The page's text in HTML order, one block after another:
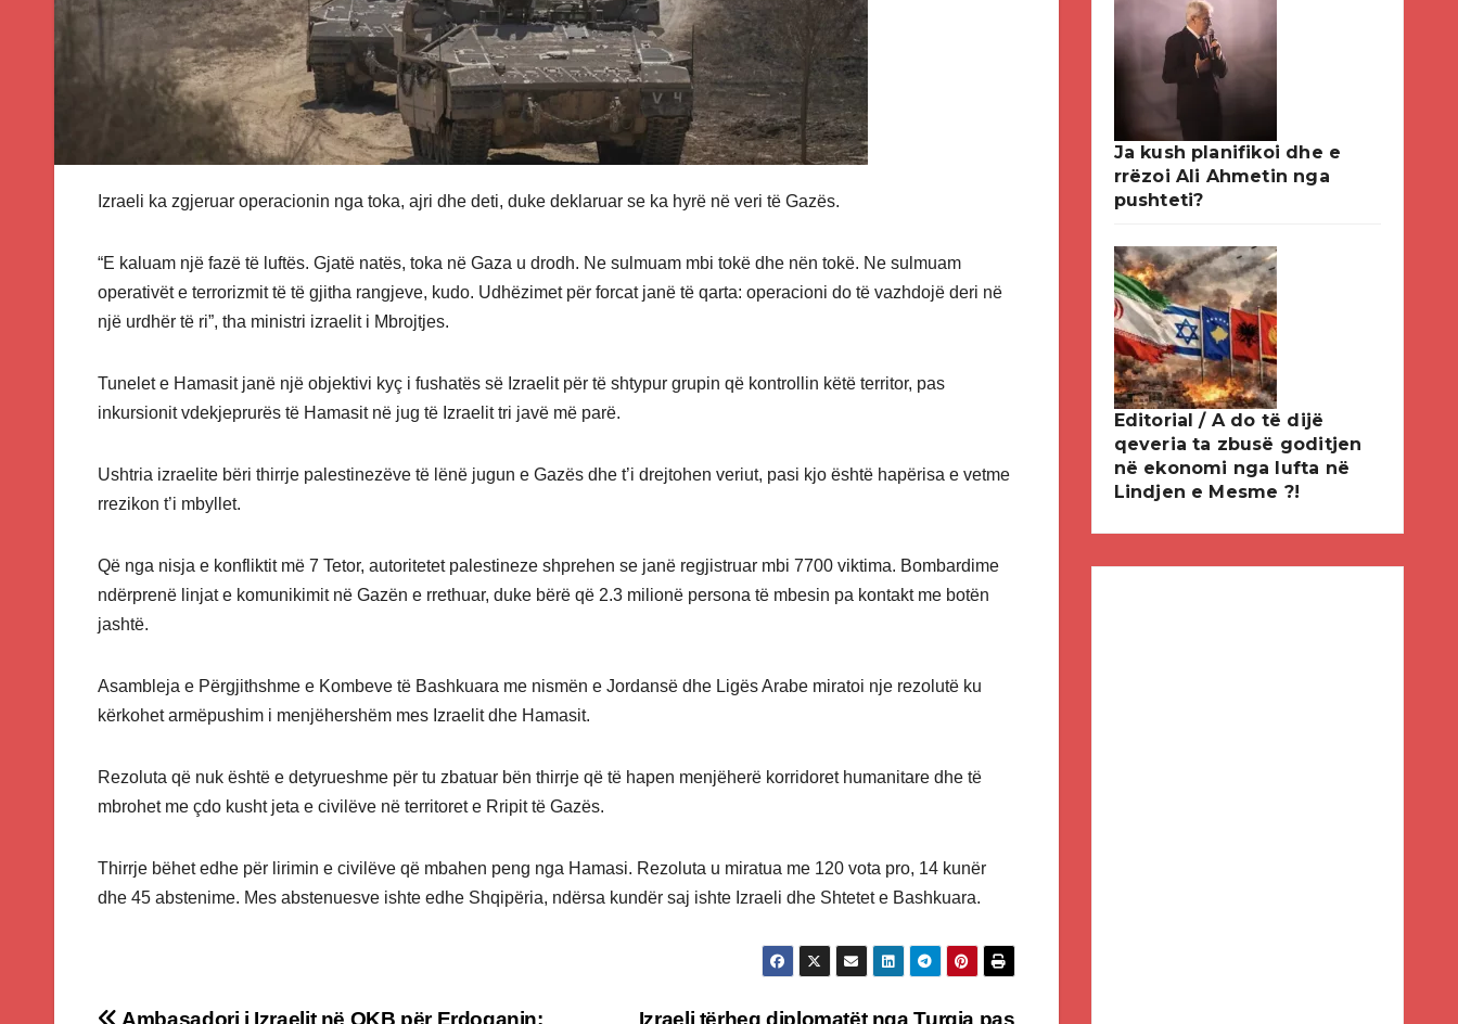
Izraeli ka zgjeruar operacionin nga toka, ajri dhe deti, duke deklaruar se ka hyrë në veri të Gazës.
“E kaluam një fazë të luftës. Gjatë natës, toka në Gaza u drodh. Ne sulmuam mbi tokë dhe nën tokë. Ne sulmuam
operativët e terrorizmit të të gjitha rangjeve, kudo. Udhëzimet për forcat janë të qarta: operacioni do të vazhdojë deri në
një urdhër të ri”, tha ministri izraelit i Mbrojtjes.
Tunelet e Hamasit janë një objektivi kyç i fushatës së Izraelit për të shtypur grupin që kontrollin këtë territor, pas
inkursionit vdekjeprurës të Hamasit në jug të Izraelit tri javë më parë.
Ushtria izraelite bëri thirrje palestinezëve të lënë jugun e Gazës dhe t’i drejtohen veriut, pasi kjo është hapërisa e vetme
rrezikon t’i mbyllet.
Që nga nisja e konfliktit më 7 Tetor, autoritetet palestineze shprehen se janë regjistruar mbi 7700 viktima. Bombardime
ndërprenë linjat e komunikimit në Gazën e rrethuar, duke bërë që 2.3 milionë persona të mbesin pa kontakt me botën
jashtë.
Asambleja e Përgjithshme e Kombeve të Bashkuara me nismën e Jordansë dhe Ligës Arabe miratoi nje rezolutë ku
kërkohet armëpushim i menjëhershëm mes Izraelit dhe Hamasit.
Rezoluta që nuk është e detyrueshme për tu zbatuar bën thirrje që të hapen menjëherë korridoret humanitare dhe të
mbrohet me çdo kusht jeta e civilëve në territoret e Rripit të Gazës.
Thirrje bëhet edhe për lirimin e civilëve që mbahen peng nga Hamasi. Rezoluta u miratua me 120 vota pro, 14 kunër
dhe 45 abstenime. Mes abstenuesve ishte edhe Shqipëria, ndërsa kundër saj ishte Izraeli dhe Shtetet e Bashkuara.
Ja kush planifikoi dhe e
rrëzoi Ali Ahmetin nga
pushteti?
Editorial / A do të dijë
qeveria ta zbusë goditjen
në ekonomi nga lufta në
Lindjen e Mesme ?!